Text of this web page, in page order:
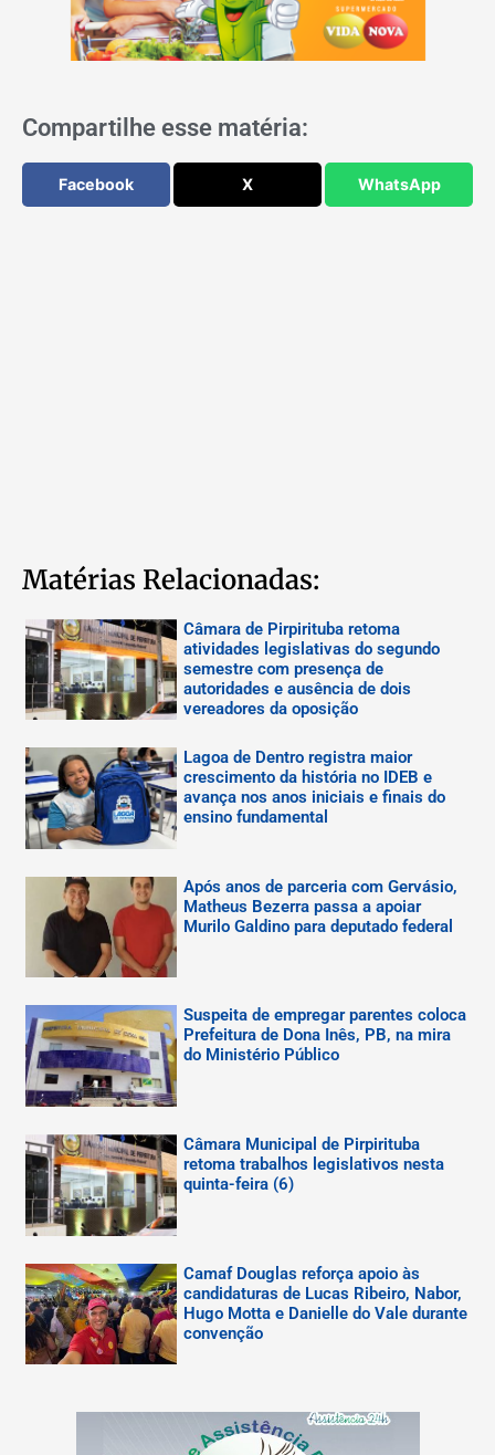
Compartilhe esse matéria:
Facebook X WhatsApp
Matérias Relacionadas:
Câmara de Pirpirituba retoma
atividades legislativas do segundo
semestre com presença de
autoridades e ausência de dois
vereadores da oposição
Lagoa de Dentro registra maior
crescimento da história no IDEB e
avança nos anos iniciais e finais do
ensino fundamental
Após anos de parceria com Gervásio,
Matheus Bezerra passa a apoiar
Murilo Galdino para deputado federal
Suspeita de empregar parentes coloca
Prefeitura de Dona Inês, PB, na mira
do Ministério Público
Câmara Municipal de Pirpirituba
retoma trabalhos legislativos nesta
quinta-feira (6)
Camaf Douglas reforça apoio às
candidaturas de Lucas Ribeiro, Nabor,
Hugo Motta e Danielle do Vale durante
convenção